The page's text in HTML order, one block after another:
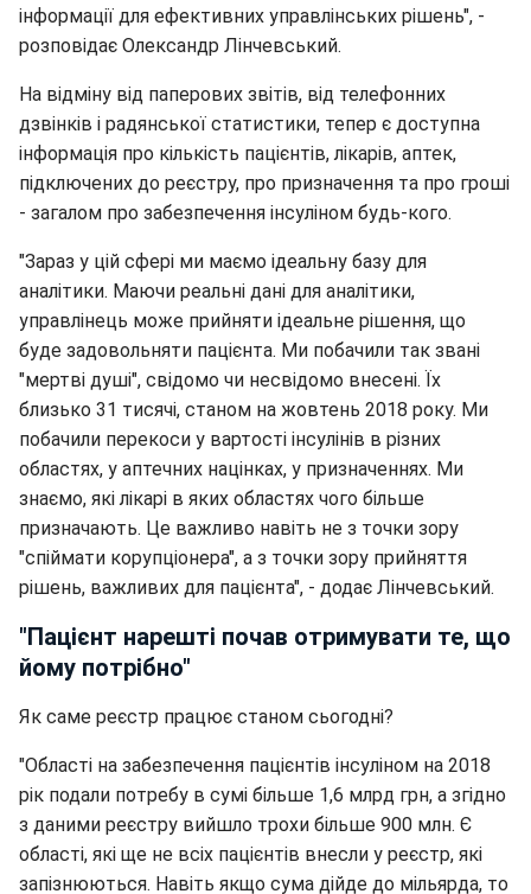
інформації для ефективних управлінських рішень", -
розповідає Олександр Лінчевський.
На відміну від паперових звітів, від телефонних
дзвінків і радянської статистики, тепер є доступна
інформація про кількість пацієнтів, лікарів, аптек,
підключених до реєстру, про призначення та про гроші
- загалом про забезпечення інсуліном будь-кого.
"Зараз у цій сфері ми маємо ідеальну базу для
аналітики. Маючи реальні дані для аналітики,
управлінець може прийняти ідеальне рішення, що
буде задовольняти пацієнта. Ми побачили так звані
"мертві душі", свідомо чи несвідомо внесені. Їх
близько 31 тисячі, станом на жовтень 2018 року. Ми
побачили перекоси у вартості інсулінів в різних
областях, у аптечних націнках, у призначеннях. Ми
знаємо, які лікарі в яких областях чого більше
призначають. Це важливо навіть не з точки зору
"спіймати корупціонера", а з точки зору прийняття
рішень, важливих для пацієнта", - додає Лінчевський.
"Пацієнт нарешті почав отримувати те, що
йому потрібно"
Як саме реєстр працює станом сьогодні?
"Області на забезпечення пацієнтів інсуліном на 2018
рік подали потребу в сумі більше 1,6 млрд грн, а згідно
з даними реєстру вийшло трохи більше 900 млн. Є
області, які ще не всіх пацієнтів внесли у реєстр, які
запізнюються. Навіть якщо сума дійде до мільярда, то